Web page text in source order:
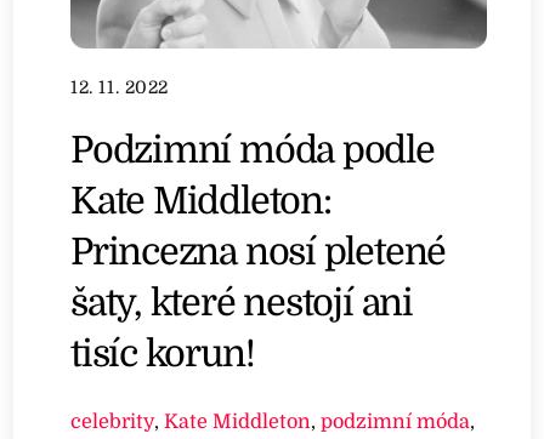
12. 11. 2022
Podzimní móda podle
Kate Middleton:
Princezna nosí pletené
šaty, které nestojí ani
tisíc korun!
celebrity,Kate Middleton,podzimní móda,